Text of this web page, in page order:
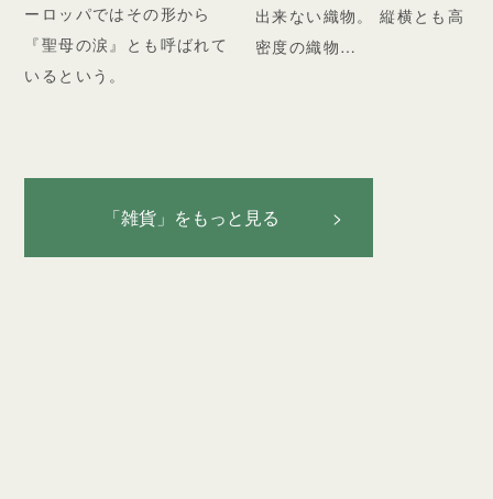
ーロッパではその形から
『聖母の涙』とも呼ばれて
いるという。
出来ない織物。 縦横とも高
密度の織物…
「雑貨」をもっと見る >